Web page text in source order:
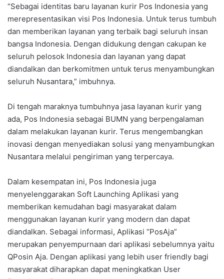
“Sebagai identitas baru layanan kurir Pos Indonesia yang
merepresentasikan visi Pos Indonesia. Untuk terus tumbuh
dan memberikan layanan yang terbaik bagi seluruh insan
bangsa Indonesia. Dengan didukung dengan cakupan ke
seluruh pelosok Indonesia dan layanan yang dapat
diandalkan dan berkomitmen untuk terus menyambungkan
seluruh Nusantara,” imbuhnya.
Di tengah maraknya tumbuhnya jasa layanan kurir yang
ada, Pos Indonesia sebagai BUMN yang berpengalaman
dalam melakukan layanan kurir. Terus mengembangkan
inovasi dengan menyediakan solusi yang menyambungkan
Nusantara melalui pengiriman yang terpercaya.
Dalam kesempatan ini, Pos Indonesia juga
menyelenggarakan Soft Launching Aplikasi yang
memberikan kemudahan bagi masyarakat dalam
menggunakan layanan kurir yang modern dan dapat
diandalkan. Sebagai informasi, Aplikasi “PosAja”
merupakan penyempurnaan dari aplikasi sebelumnya yaitu
QPosin Aja. Dengan aplikasi yang lebih user friendly bagi
masyarakat diharapkan dapat meningkatkan User